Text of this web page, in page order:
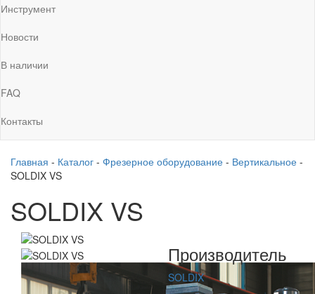
Инструмент
Новости
В наличии
FAQ
Контакты
Главная - Каталог - Фрезерное оборудование - Вертикальное -
SOLDIX VS
SOLDIX VS
Производитель
SOLDIX